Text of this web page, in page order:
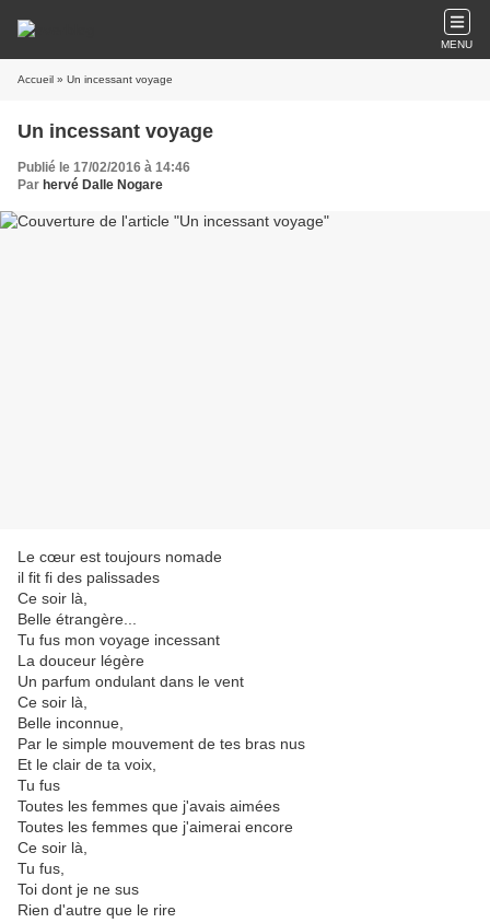
MENU
Accueil » Un incessant voyage
Un incessant voyage
Publié le 17/02/2016 à 14:46
Par hervé Dalle Nogare
Le cœur est toujours nomade
il fit fi des palissades
Ce soir là,
Belle étrangère...
Tu fus mon voyage incessant
La douceur légère
Un parfum ondulant dans le vent
Ce soir là,
Belle inconnue,
Par le simple mouvement de tes bras nus
Et le clair de ta voix,
Tu fus
Toutes les femmes que j'avais aimées
Toutes les femmes que j'aimerai encore
Ce soir là,
Tu fus,
Toi dont je ne sus
Rien d'autre que le rire